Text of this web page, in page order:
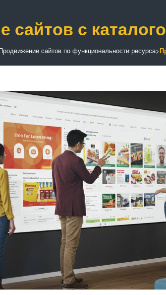
сайтов с
сайтов по функциональности ресурса>